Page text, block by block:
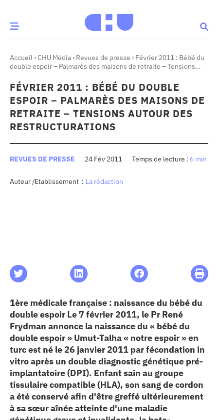
MOMENT
Innovation
& patrimoine Patient
nous
au CHU
Accueil › CHU Média › Revues de presse › Février 2011 : Bébé du
double espoir – Palmarès des maisons de retraite – Tensions
FÉVRIER 2011 : BÉBÉ DU DOUBLE
ESPOIR – PALMARÈS DES MAISONS DE
RETRAITE – TENSIONS AUTOUR DES
RESTRUCTURATIONS
REVUES DE PRESSE 24 Fév 2011 6 min
Auteur /Etablissement : La rédaction
1ère médicale française : naissance du bébé du
double espoir Le 7 février 2011, le Pr René
Frydman annonce la naissance du « bébé du
double espoir » Umut-Talha « notre espoir » en
turc est né le 26 janvier 2011 par fécondation in
vitro après un double diagnostic génétique pré-
implantatoire (DPI). Enfant sain au groupe
tissulaire compatible (HLA), son sang de cordon
a été conservé afin d'être greffé ultérieurement
à sa sœur aînée atteinte d'une maladie